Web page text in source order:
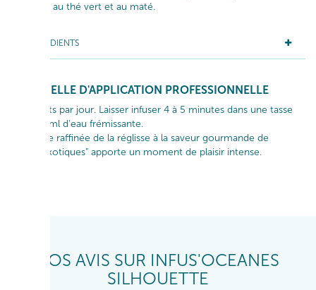
des prés, au thé vert et au maté.
INGRÉDIENTS
GESTUELLE D'APPLICATION PROFESSIONNELLE
3 sachets par jour. Laisser infuser 4 à 5 minutes dans une tasse
de 250 ml d'eau frémissante.
L'alliance raffinée de la réglisse à la saveur gourmande de
"fruits exotiques" apporte un moment de plaisir intense.
VOS AVIS SUR INFUS'OCEANES
SILHOUETTE